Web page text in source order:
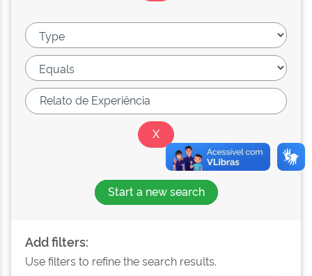
Start a new search
Add filters:
Use filters to refine the search results.